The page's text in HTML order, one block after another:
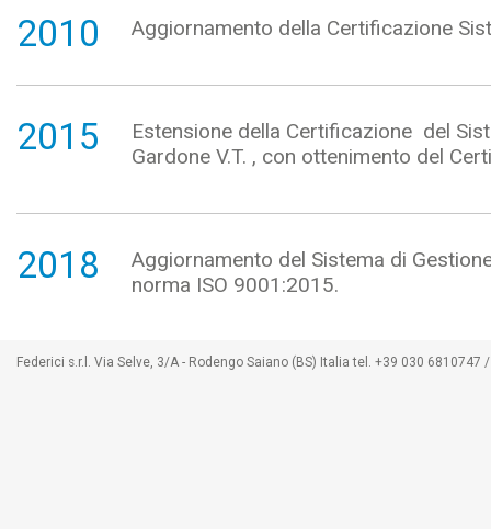
2010 Aggiornamento della Certificazione
2015
Estensione della Certificazione del
Gardone V.T. , con ottenimento del
2018
Aggiornamento del Sistema di
norma ISO 9001:2015.
Federici s.r.l. Via Selve, 3/A - Rodengo Saiano (BS) Italia tel. +39 030